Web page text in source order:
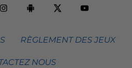
RÈGLEMENT DES JEUX
NOUS